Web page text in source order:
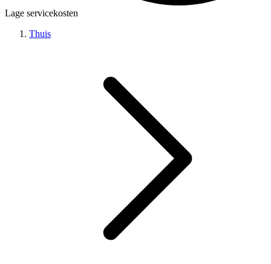
Lage servicekosten
Thuis